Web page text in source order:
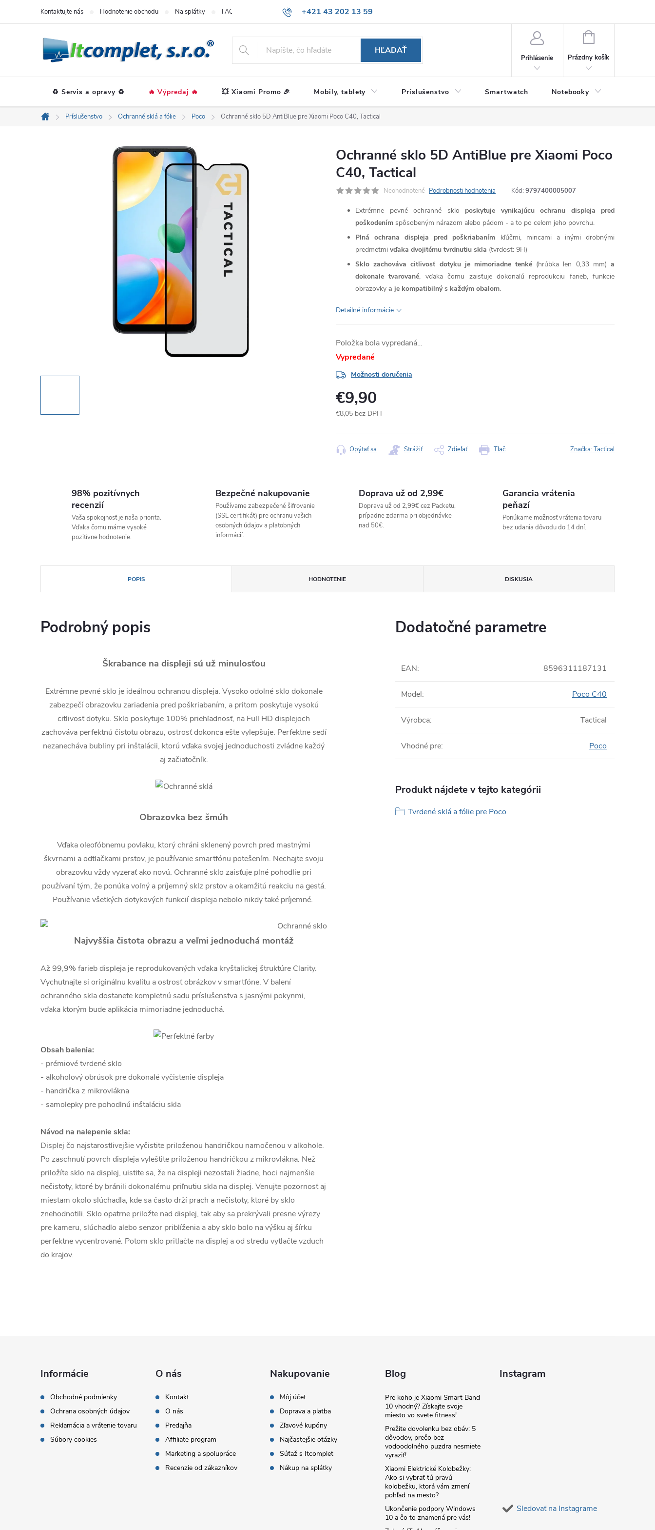
+421 43 202 13 59
Kontaktujte nás Hodnotenie obchodu Na splátky FAQ
HĽADAŤ
Prihlásenie
NÁKUPNÝ
Prázdny košík
♻️ Servis a opravy ♻️ 🔥 Výpredaj 🔥 💥 Xiaomi Promo 🎉 Mobily, tablety Príslušenstvo Smartwatch Notebooky
Domov
Príslušenstvo Ochranné sklá a fólie Poco Ochranné sklo 5D AntiBlue pre Xiaomi Poco C40, Tactical
Ochranné sklo 5D AntiBlue pre Xiaomi Poco
C40, Tactical
Neohodnotené Podrobnosti hodnotenia Kód: 9797400005007
Extrémne pevné ochranné sklo poskytuje vynikajúcu ochranu displeja pred
poškodením spôsobeným nárazom alebo pádom - a to po celom jeho povrchu.
Plná ochrana displeja pred poškriabaním kľúčmi, mincami a inými drobnými
predmetmi vďaka dvojitému tvrdnutiu skla (tvrdosť: 9H)
Sklo zachováva citlivosť dotyku je mimoriadne tenké (hrúbka len 0,33 mm) a
dokonale tvarované, vďaka čomu zaisťuje dokonalú reprodukciu farieb, funkcie
obrazovky a je kompatibilný s každým obalom.
Detailné informácie
Položka bola vypredaná…
Vypredané
Možnosti doručenia
€9,90
€8,05 bez DPH
cena:
Tlač
Opýtať sa Strážiť Zdieľať Značka:Tactical
98% pozitívnych
recenzií
Vaša spokojnosť je naša priorita.
Vďaka čomu máme vysoké
pozitívne hodnotenie.
Bezpečné nakupovanie
Používame zabezpečené šifrovanie
(SSL certifikát) pre ochranu vašich
osobných údajov a platobných
informácií.
Doprava už od 2,99€
Doprava už od 2,99€ cez Packetu,
prípadne zdarma pri objednávke
nad 50€.
Garancia vrátenia
peňazí
Ponúkame možnosť vrátenia tovaru
bez udania dôvodu do 14 dní.
POPIS HODNOTENIE DISKUSIA
Podrobný popis
Škrabance na displeji sú už minulosťou
Extrémne pevné sklo je ideálnou ochranou displeja. Vysoko odolné sklo dokonale
zabezpečí obrazovku zariadenia pred poškriabaním, a pritom poskytuje vysokú
citlivosť dotyku. Sklo poskytuje 100% priehľadnosť, na Full HD displejoch
zachováva perfektnú čistotu obrazu, ostrosť dokonca ešte vylepšuje. Perfektne sedí
nezanecháva bubliny pri inštalácii, ktorú vďaka svojej jednoduchosti zvládne každý
aj začiatočník.
Obrazovka bez šmúh
Vďaka oleofóbnemu povlaku, ktorý chráni sklenený povrch pred mastnými
škvrnami a odtlačkami prstov, je používanie smartfónu potešením. Nechajte svoju
obrazovku vždy vyzerať ako novú. Ochranné sklo zaisťuje plné pohodlie pri
používaní tým, že ponúka voľný a príjemný sklz prstov a okamžitú reakciu na gestá.
Používanie všetkých dotykových funkcií displeja nebolo nikdy také príjemné.
Najvyššia čistota obrazu a veľmi jednoduchá montáž
Až 99,9% farieb displeja je reprodukovaných vďaka kryštalickej štruktúre Clarity.
Vychutnajte si originálnu kvalitu a ostrosť obrázkov v smartfóne. V balení
ochranného skla dostanete kompletnú sadu príslušenstva s jasnými pokynmi,
vďaka ktorým bude aplikácia mimoriadne jednoduchá.
Obsah balenia:
- prémiové tvrdené sklo
- alkoholový obrúsok pre dokonalé vyčistenie displeja
- handrička z mikrovlákna
- samolepky pre pohodlnú inštaláciu skla
Návod na nalepenie skla:
Displej čo najstarostlivejšie vyčistite priloženou handričkou namočenou v alkohole.
Po zaschnutí povrch displeja vyleštite priloženou handričkou z mikrovlákna. Než
priložíte sklo na displej, uistite sa, že na displeji nezostali žiadne, hoci najmenšie
nečistoty, ktoré by bránili dokonalému priľnutiu skla na displej. Venujte pozornosť aj
miestam okolo slúchadla, kde sa často drží prach a nečistoty, ktoré by sklo
znehodnotili. Sklo opatrne priložte nad displej, tak aby sa prekrývali presne výrezy
pre kameru, slúchadlo alebo senzor priblíženia a aby sklo bolo na výšku aj šírku
perfektne vycentrované. Potom sklo pritlačte na displej a od stredu vytlačte vzduch
do krajov.
Dodatočné parametre
EAN: 8596311187131
Model: Poco C40
Výrobca: Tactical
Vhodné pre: Poco
Produkt nájdete v tejto kategórii
Tvrdené sklá a fólie pre Poco
Informácie
Obchodné podmienky
Ochrana osobných údajov
Reklamácia a vrátenie tovaru
Súbory cookies
O nás
Kontakt
O nás
Predajňa
Affiliate program
Marketing a spolupráce
Recenzie od zákazníkov
Nakupovanie
Môj účet
Doprava a platba
Zľavové kupóny
Najčastejšie otázky
Súťaž s Itcomplet
Nákup na splátky
Blog
Pre koho je Xiaomi Smart Band
10 vhodný? Získajte svoje
miesto vo svete fitness!
Prežite dovolenku bez obáv: 5
dôvodov, prečo bez
vodoodolného puzdra nesmiete
vyraziť!
Xiaomi Elektrické Kolobežky:
Ako si vybrať tú pravú
kolobežku, ktorá vám zmení
pohľad na mesto?
Ukončenie podpory Windows
10 a čo to znamená pre vás!
Instagram
Sledovať na Instagrame